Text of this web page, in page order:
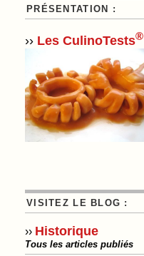
PRÉSENTATION :
›› Les CulinoTests®
VISITEZ LE BLOG :
›› Historique
Tous les articles publiés